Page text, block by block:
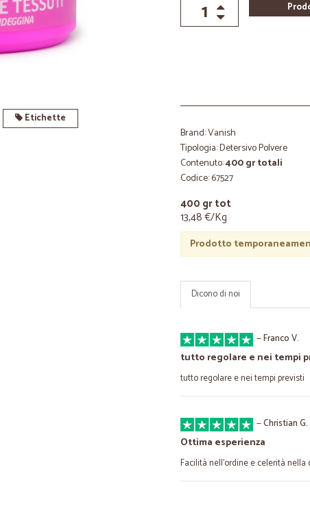
Etichette
Brand: Vanish
Tipologia: Detersivo Polvere
Contenuto:400 gr totali
Codice: 67527
400 gr tot
13,48 €/Kg
Prodotto
Dicono di noi
—Franco V.
tutto regolare e nei tempi
tutto regolare e nei tempi previsti
—Christian G.
Ottima esperienza
Facilità nell'ordine e celerità nella